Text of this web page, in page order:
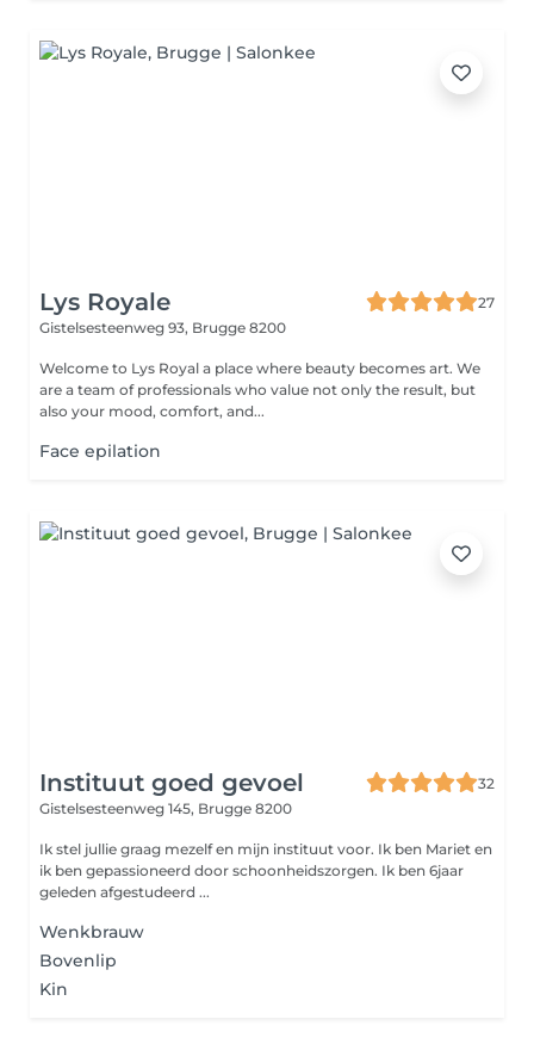
Lys Royale
27
Gistelsesteenweg 93, Brugge 8200
Welcome to Lys Royal a place where beauty becomes art. We
are a team of professionals who value not only the result, but
also your mood, comfort, and...
Face epilation
Instituut goed gevoel
32
Gistelsesteenweg 145, Brugge 8200
Ik stel jullie graag mezelf en mijn instituut voor. Ik ben Mariet en
ik ben gepassioneerd door schoonheidszorgen. Ik ben 6jaar
geleden afgestudeerd ...
Wenkbrauw
Bovenlip
Kin